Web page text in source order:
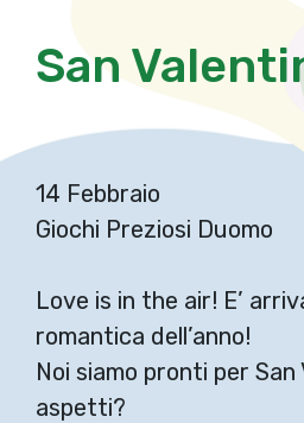
San
14 Febbraio
Giochi Preziosi Duomo
Love is in the air! E’
romantica dell’anno!
Noi siamo pronti per
aspetti?